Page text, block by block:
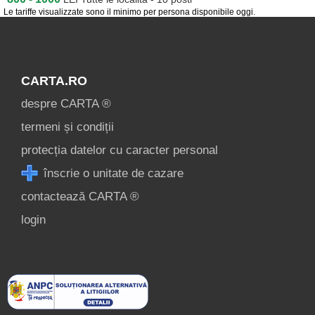
Le tariffe visualizzate sono il minimo per persona disponibile oggi.
CARTA.RO
despre CARTA ®
termeni și condiții
protecția datelor cu caracter personal
înscrie o unitate de cazare
contactează CARTA ®
login